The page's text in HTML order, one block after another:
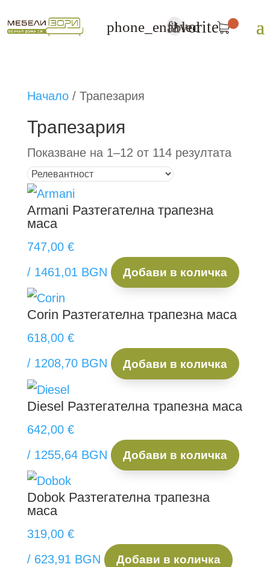
phone_enabled
favorite
U
Начало/ Трапезария
Трапезария
Показване на 1–12 от 114 резултата
Armani Разтегателна трапезна
маса
747,00 €
/ 1461,01 BGN
Добави в количка
Corin Разтегателна трапезна маса
618,00 €
/ 1208,70 BGN
Добави в количка
Diesel Разтегателна трапезна маса
642,00 €
/ 1255,64 BGN
Добави в количка
DobokРазтегателна трапезна
маса
319,00 €
/ 623,91 BGN
Добави в количка